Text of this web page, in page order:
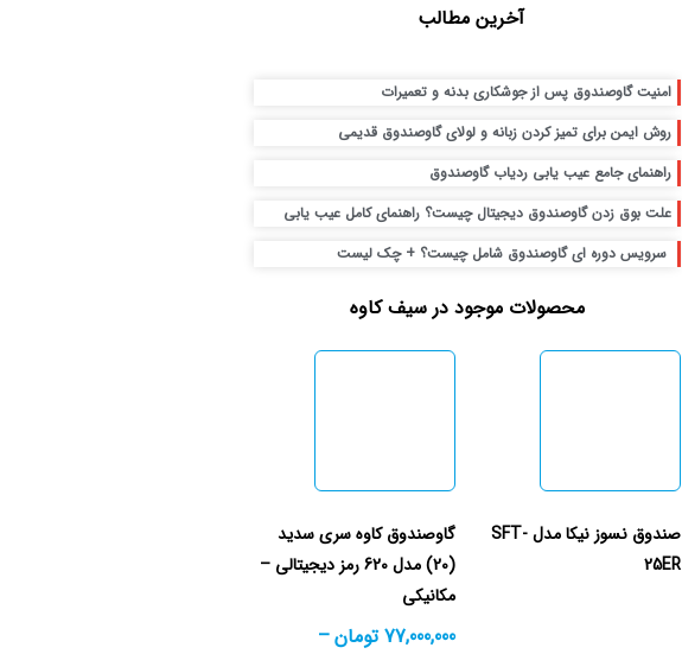
آخرین مطالب
امنیت گاوصندوق پس از جوشکاری بدنه و تعمیرات
روش ایمن برای تمیز کردن زبانه و لولای گاوصندوق قدیمی
راهنمای جامع عیب یابی ردیاب گاوصندوق
علت بوق زدن گاوصندوق دیجیتال چیست؟ راهنمای کامل عیب یابی
سرویس دوره ای گاوصندوق شامل چیست؟ + چک لیست
محصولات موجود در سیف کاوه
صندوق نسوز نیکا مدل SFT-
25ER
گاوصندوق کاوه سری سدید
(20) مدل 620 رمز دیجیتالی –
مکانیکی
77,000,000 تومان–